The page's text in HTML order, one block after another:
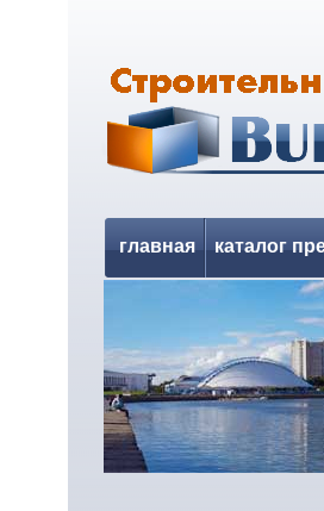
главная каталог